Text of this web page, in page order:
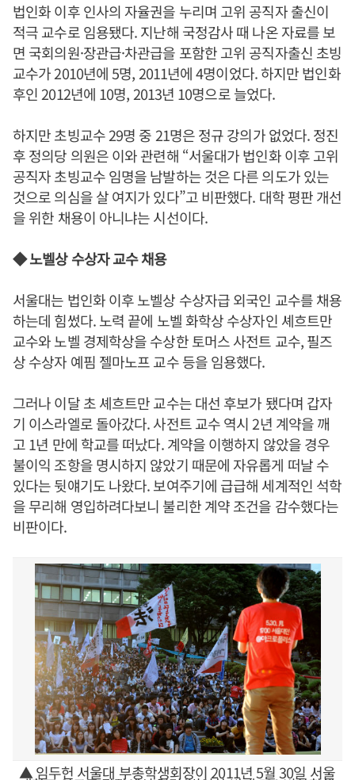
법인화 이후 인사의 자율권을 누리며 고위 공직자 출신이
적극 교수로 임용됐다. 지난해 국정감사 때 나온 자료를 보
면 국회의원·장관급·차관급을 포함한 고위 공직자출신 초빙
교수가 2010년에 5명, 2011년에 4명이었다. 하지만 법인화
후인 2012년에 10명, 2013년 10명으로 늘었다.
하지만 초빙교수 29명 중 21명은 정규 강의가 없었다. 정진
후 정의당 의원은 이와 관련해 “서울대가 법인화 이후 고위
공직자 초빙교수 임명을 남발하는 것은 다른 의도가 있는
것으로 의심을 살 여지가 있다”고 비판했다. 대학 평판 개선
을 위한 채용이 아니냐는 시선이다.
◆ 노벨상 수상자 교수 채용
서울대는 법인화 이후 노벨상 수상자급 외국인 교수를 채용
하는데 힘썼다. 노력 끝에 노벨 화학상 수상자인 셰흐트만
교수와 노벨 경제학상을 수상한 토머스 사전트 교수, 필즈
상 수상자 예핌 젤마노프 교수 등을 임용했다.
그러나 이달 초 셰흐트만 교수는 대선 후보가 됐다며 갑자
기 이스라엘로 돌아갔다. 사전트 교수 역시 2년 계약을 깨
고 1년 만에 학교를 떠났다. 계약을 이행하지 않았을 경우
불이익 조항을 명시하지 않았기 때문에 자유롭게 떠날 수
있다는 뒷얘기도 나왔다. 보여주기에 급급해 세계적인 석학
을 무리해 영입하려다보니 불리한 계약 조건을 감수했다는
비판이다.
▲ 임두헌 서울대 부총학생회장이 2011년 5월 30일 서울